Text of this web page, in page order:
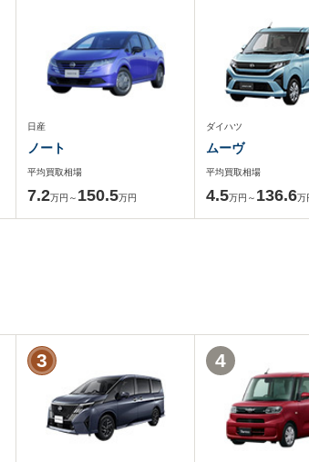
日産
ノート
平均買取相場
7.2万円～ 150.5万円
ダイハツ
ムーヴ
平均買取相場
4.5万円～ 136.6万
3 4